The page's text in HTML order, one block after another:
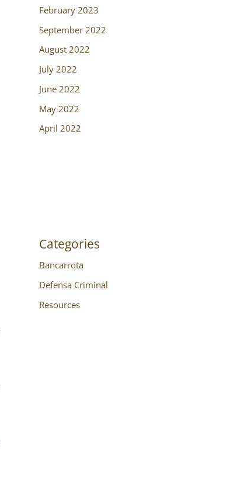
February 2023
September 2022
August 2022
July 2022
June 2022
May 2022
April 2022
Categories
Bancarrota
Defensa Criminal
Resources